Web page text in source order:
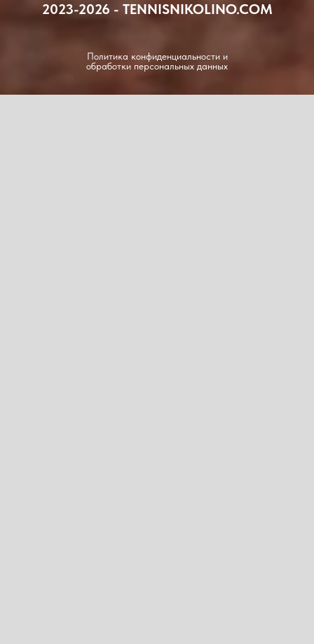
2023-2026 - TENNISNIKOLINO.COM
Политика конфиденциальности и
обработки персональных данных